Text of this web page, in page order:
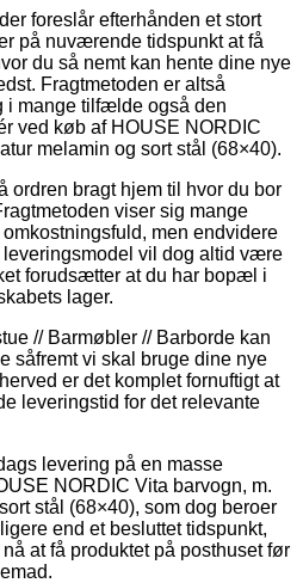
foreslår efterhånden et stort
på nuværende tidspunkt at få
du så nemt kan hente dine nye
Fragtmetoden er altså
i mange tilfælde også den
ved køb af HOUSE NORDIC
melamin og sort stål (68×40).
ordren bragt hjem til hvor du bor
viser sig mange
men endvidere
vil dog altid være
forudsætter at du har bopæl i
lager.
// Barmøbler // Barborde kan
såfremt vi skal bruge dine nye
er det komplet fornuftigt at
leveringstid for det relevante
levering på en masse
NORDIC Vita barvogn, m.
stål (68×40), som dog beroer
end et besluttet tidspunkt,
at få produktet på posthuset før